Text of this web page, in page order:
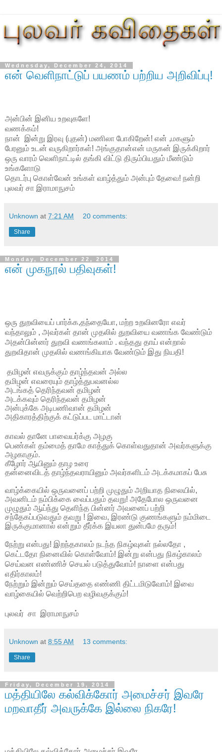
Wednesday, December 24, 2014
என் வெளிநாட்டுப் பயணம் பற்றிய அறிவிப்பு!
அன்பின் இனிய உறவுகளே!
வணக்கம்!
நான் இன்று இரவு (புதன்) மணிலா போகிறேன்! என் ,மகளும்
பேரனும் உடன் வருகிறார்கள்! அங்குதான்என் மருகன் இருக்கிறார்
ஒரு வாரம் வெளிநாட்டில் தங்கி விட்டு திரும்பியதும் மீண்டும்
உங்களோடு
தொடர்பு கொள்வேன் உங்கள் வாழ்த்தும் அன்பும் தேவை! நன்றி
புலவர் சா இராமாநுசம்
Unknown at 7:21 AM 20 comments:
Share
Monday, December 22, 2014
என் முகநூல் பதிவுகள்!
ஒரு துறவியைப் பார்க்க,தந்தையோ, மற்ற உறவினரோ எவர்
வந்தாலும் , அவர்கள் தான் முதலில் துறவியை வணங்க வேண்டும்
அதன்பின்னர் துறவி வணங்கலாம் . வந்தது தாய் என்றால்
துறவிதான் முதலில் வணங்கியாக வேண்டும் இது நியதி!
தமிழன் எவருக்கும் தாழ்ந்தவன் அல்ல
தமிழன் எவரையும் தாழ்த்துபவனல்ல
அடங்கத் தெரிந்தவன் தமிழன்
அடக்கவும் தெரிந்தவன் தமிழன்
அன்புக்கே அடிபணிவான் தமிழன்
அதிகாரத்திற்குக் கட்டுப்பட மாட்டான்
காவல் தானே பாவையர்க்கு அழகு
பெண்கள் தம்மைத் தாமே காத்துக் கொள்வதுதான் அவர்களுக்கு
அழகாகும்.
கீழோர் ஆயினும் தாழ உரை
தன்னைவிடத் தாழ்ந்தவராயினும் அவர்களிடம் அடக்கமாகப் பேசு
வாழ்க்கையில் ஒருவனைப் பற்றி முழுதும் அறியாத நிலையில்,
அவனிடம் நம்பிக்கை வைப்பதும் தவறு! அதேபோல ஒருவனை
முழுதும் ஆய்ந்து தெளிந்த பின்னர் அவனைப் பற்றி
சந்தேகப்படுவதும் தவறு ! இவை, இரண்டு குணங்களும் நம்மிடை
இருக்குமானால் என்றும் தீர்க்க இயலா துன்பமே தரும்!
நேற்று என்பது! இறந்தகாலம் நடந்த நிகழ்வுகள் நல்லதோ ,
கெட்டதோ நினைவில் கொள்வோம்! இன்று என்பது நிகழ்காலம்
செய்வன எண்ணிச் செயல் படுத்துவோம்! நாளை என்பது
எதிர்காலம்!
நேற்றும் இன்றும் செய்ததை எண்ணி திட்டமிடுவோம்! இவை
வாழ்கையில் வெற்றிபெற வழிவகுக்கும்!
புலவர் சா இராமாநுசம்
Unknown at 8:55 AM 13 comments:
Share
Friday, December 19, 2014
மத்தியிலே கல்விக்கோர் அமைச்சர் இவரே
மறவாதீர் அவருக்கே இல்லை நிகரே!